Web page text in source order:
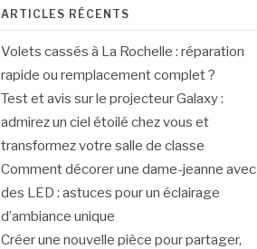
ARTICLES RÉCENTS
Volets cassés à La Rochelle : réparation
rapide ou remplacement complet ?
Test et avis sur le projecteur Galaxy :
admirez un ciel étoilé chez vous et
transformez votre salle de classe
Comment décorer une dame-jeanne avec
des LED : astuces pour un éclairage
d’ambiance unique
Créer une nouvelle pièce pour partager,